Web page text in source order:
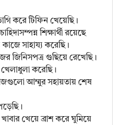
করে টিফিন খেয়েছি।
শিক্ষার্থী রয়েছে
সাহায্য করেছি।
জিনিসপত্র গুছিয়ে রেখেছি।
করেছি।
আম্মুর সহায়তায় শেষ
খেয়ে ব্রাশ করে ঘুমিয়ে